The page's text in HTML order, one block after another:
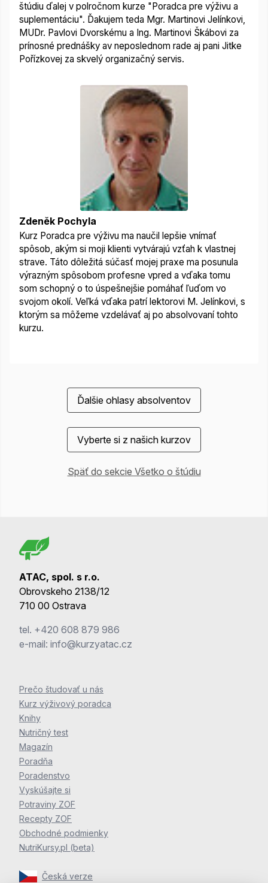
štúdiu ďalej v polročnom kurze "Poradca pre výživu a
suplementáciu". Ďakujem teda Mgr. Martinovi Jelínkovi,
MUDr. Pavlovi Dvorskému a Ing. Martinovi Škábovi za
prínosné prednášky av neposlednom rade aj pani Jitke
Pořízkovej za skvelý organizačný servis.
Zdeněk Pochyla
Kurz Poradca pre výživu ma naučil lepšie vnímať
spôsob, akým si moji klienti vytvárajú vzťah k vlastnej
strave. Táto dôležitá súčasť mojej praxe ma posunula
výrazným spôsobom profesne vpred a vďaka tomu
som schopný o to úspešnejšie pomáhať ľuďom vo
svojom okolí. Veľká vďaka patrí lektorovi M. Jelínkovi, s
ktorým sa môžeme vzdelávať aj po absolvovaní tohto
kurzu.
Ďalšie ohlasy absolventov
Vyberte si z našich kurzov
Späť do sekcie Všetko o štúdiu
ATAC, spol. s r.o.
Obrovskeho 2138/12
710 00 Ostrava
tel. +420 608 879 986
e-mail: info@kurzyatac.cz
Prečo študovať u nás
Kurz výživový poradca
Knihy
Nutričný test
Magazín
Poradňa
Poradenstvo
Vyskúšajte si
Potraviny ZOF
Recepty ZOF
Obchodné podmienky
NutriKursy.pl (beta)
Česká verze